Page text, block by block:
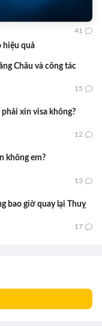
hiệu quả
41
Châu và công tác
15
xin visa không?
12
không em?
13
bao giờ quay lại Thuỵ
17